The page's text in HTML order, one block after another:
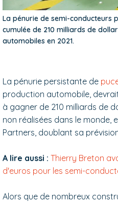
La pénurie de semi-conducteurs
cumulée de 210 milliards de
automobiles en 2021.
La pénurie persistante de
production automobile,
à gagner de 210 milliards de
non réalisées dans le monde,
Partners, doublant sa
A lire aussi : Thierry Breton
d'euros pour les semi-
Alors que de nombreux